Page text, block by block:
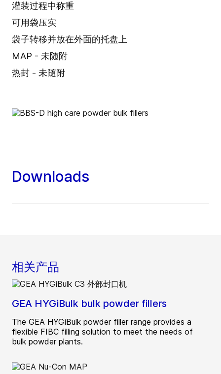
灌装过程中称重
可用袋压实
袋子转移并放在外面的托盘上
MAP - 未随附
热封 - 未随附
Downloads
相关产品
GEA HYGiBulk bulk powder fillers
The GEA HYGiBulk powder filler range provides a
flexible FIBC filling solution to meet the needs of
bulk powder plants.